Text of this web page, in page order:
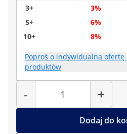
3+
3%
5+
6%
10+
8%
Poproś o indywidualną
produktów
-
Liczba
+
Dodaj do